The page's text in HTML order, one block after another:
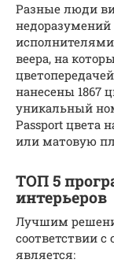
Разные люди
веера, на
нанесены 1867
уникальный
Passport цвета
или матовую
ТОП 5
интерьеров
Лучшим
соответствии
является: